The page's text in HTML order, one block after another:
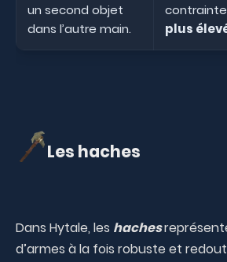
un second objet
dans l’autre main.
plus
Les haches
Dans Hytale, les haches
d’armes à la fois robuste et